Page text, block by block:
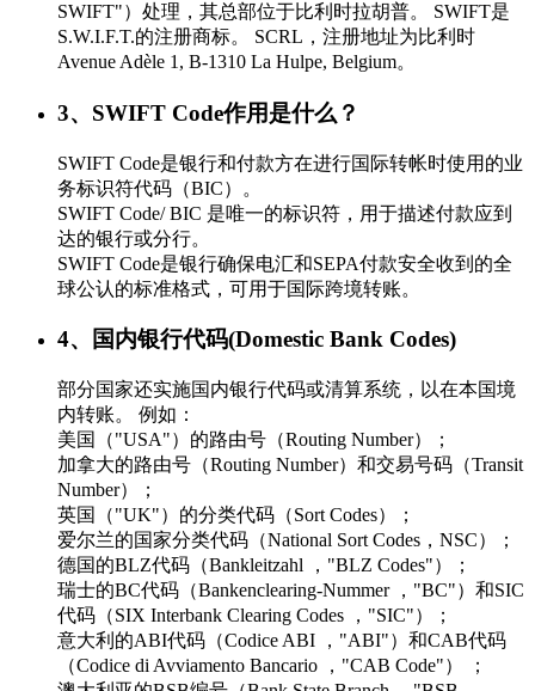
SWIFT"）处理，其总部位于比利时拉胡普。 SWIFT是
S.W.I.F.T.的注册商标。 SCRL，注册地址为比利时
Avenue Adèle 1, B-1310 La Hulpe, Belgium。
3、SWIFT Code作用是什么？
SWIFT Code是银行和付款方在进行国际转帐时使用的业
务标识符代码（BIC）。
SWIFT Code/ BIC 是唯一的标识符，用于描述付款应到
达的银行或分行。
SWIFT Code是银行确保电汇和SEPA付款安全收到的全
球公认的标准格式，可用于国际跨境转账。
4、国内银行代码(Domestic Bank Codes)
部分国家还实施国内银行代码或清算系统，以在本国境
内转账。 例如：
美国（"USA"）的路由号（Routing Number）；
加拿大的路由号（Routing Number）和交易号码（Transit
Number）；
英国（"UK"）的分类代码（Sort Codes）；
爱尔兰的国家分类代码（National Sort Codes，NSC）；
德国的BLZ代码（Bankleitzahl ，"BLZ Codes"）；
瑞士的BC代码（Bankenclearing-Nummer ，"BC"）和SIC
代码（SIX Interbank Clearing Codes ，"SIC"）；
意大利的ABI代码（Codice ABI ，"ABI"）和CAB代码
（Codice di Avviamento Bancario ，"CAB Code"） ；